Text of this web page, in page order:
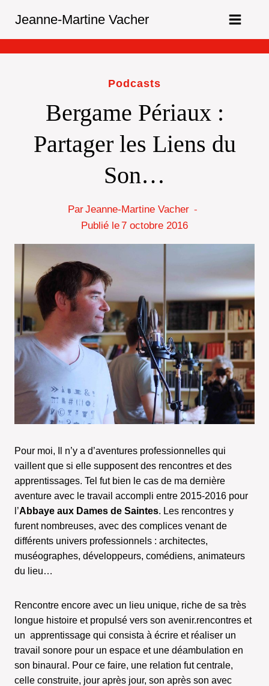
contenu
Jeanne-Martine Vacher
Podcasts
Bergame Périaux :
Partager les Liens du
Son…
ParJeanne-Martine Vacher
Publié le7 octobre 2016
Pour moi, Il n’y a d’aventures professionnelles qui
vaillent que si elle supposent des rencontres et des
apprentissages. Tel fut bien le cas de ma dernière
aventure avec le travail accompli entre 2015-2016 pour
l’Abbaye aux Dames de Saintes. Les rencontres y
furent nombreuses, avec des complices venant de
différents univers professionnels : architectes,
muséographes, développeurs, comédiens, animateurs
du lieu…
Rencontre encore avec un lieu unique, riche de sa très
longue histoire et propulsé vers son avenir.rencontres et
un apprentissage qui consista à écrire et réaliser un
travail sonore pour un espace et une déambulation en
son binaural. Pour ce faire, une relation fut centrale,
celle construite, jour après jour, son après son avec